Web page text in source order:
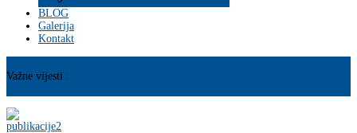
BLOG
Galerija
Kontakt
Važne vijesti :